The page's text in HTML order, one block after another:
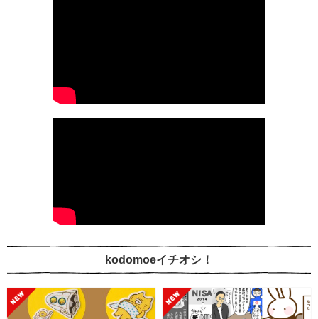
kodomoeイチオシ！